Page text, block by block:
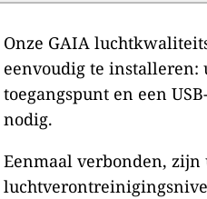
Onze GAIA
eenvoudig te
toegangspunt en een
nodig.
Eenmaal verbonden,